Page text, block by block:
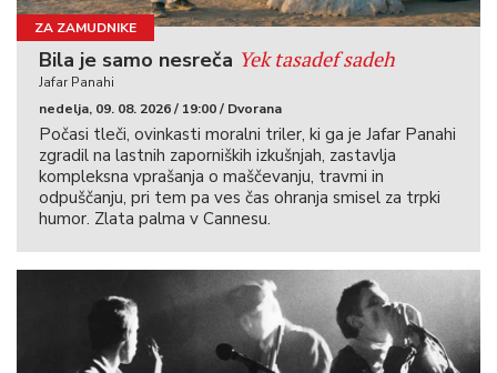
ZA ZAMUDNIKE
Bila je samo nesreča Yek tasadef sadeh
Jafar Panahi
nedelja, 09. 08. 2026 / 19:00 / Dvorana
Počasi tleči, ovinkasti moralni triler, ki ga je Jafar Panahi
zgradil na lastnih zaporniških izkušnjah, zastavlja
kompleksna vprašanja o maščevanju, travmi in
odpuščanju, pri tem pa ves čas ohranja smisel za trpki
humor. Zlata palma v Cannesu.